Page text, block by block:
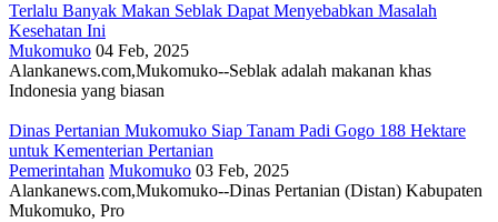
Terlalu Banyak Makan Seblak Dapat Menyebabkan Masalah
Kesehatan Ini
Mukomuko 04 Feb, 2025
Alankanews.com,Mukomuko--Seblak adalah makanan khas
Indonesia yang biasan
Dinas Pertanian Mukomuko Siap Tanam Padi Gogo 188 Hektare
untuk Kementerian Pertanian
Pemerintahan Mukomuko 03 Feb, 2025
Alankanews.com,Mukomuko--Dinas Pertanian (Distan) Kabupaten
Mukomuko, Pro